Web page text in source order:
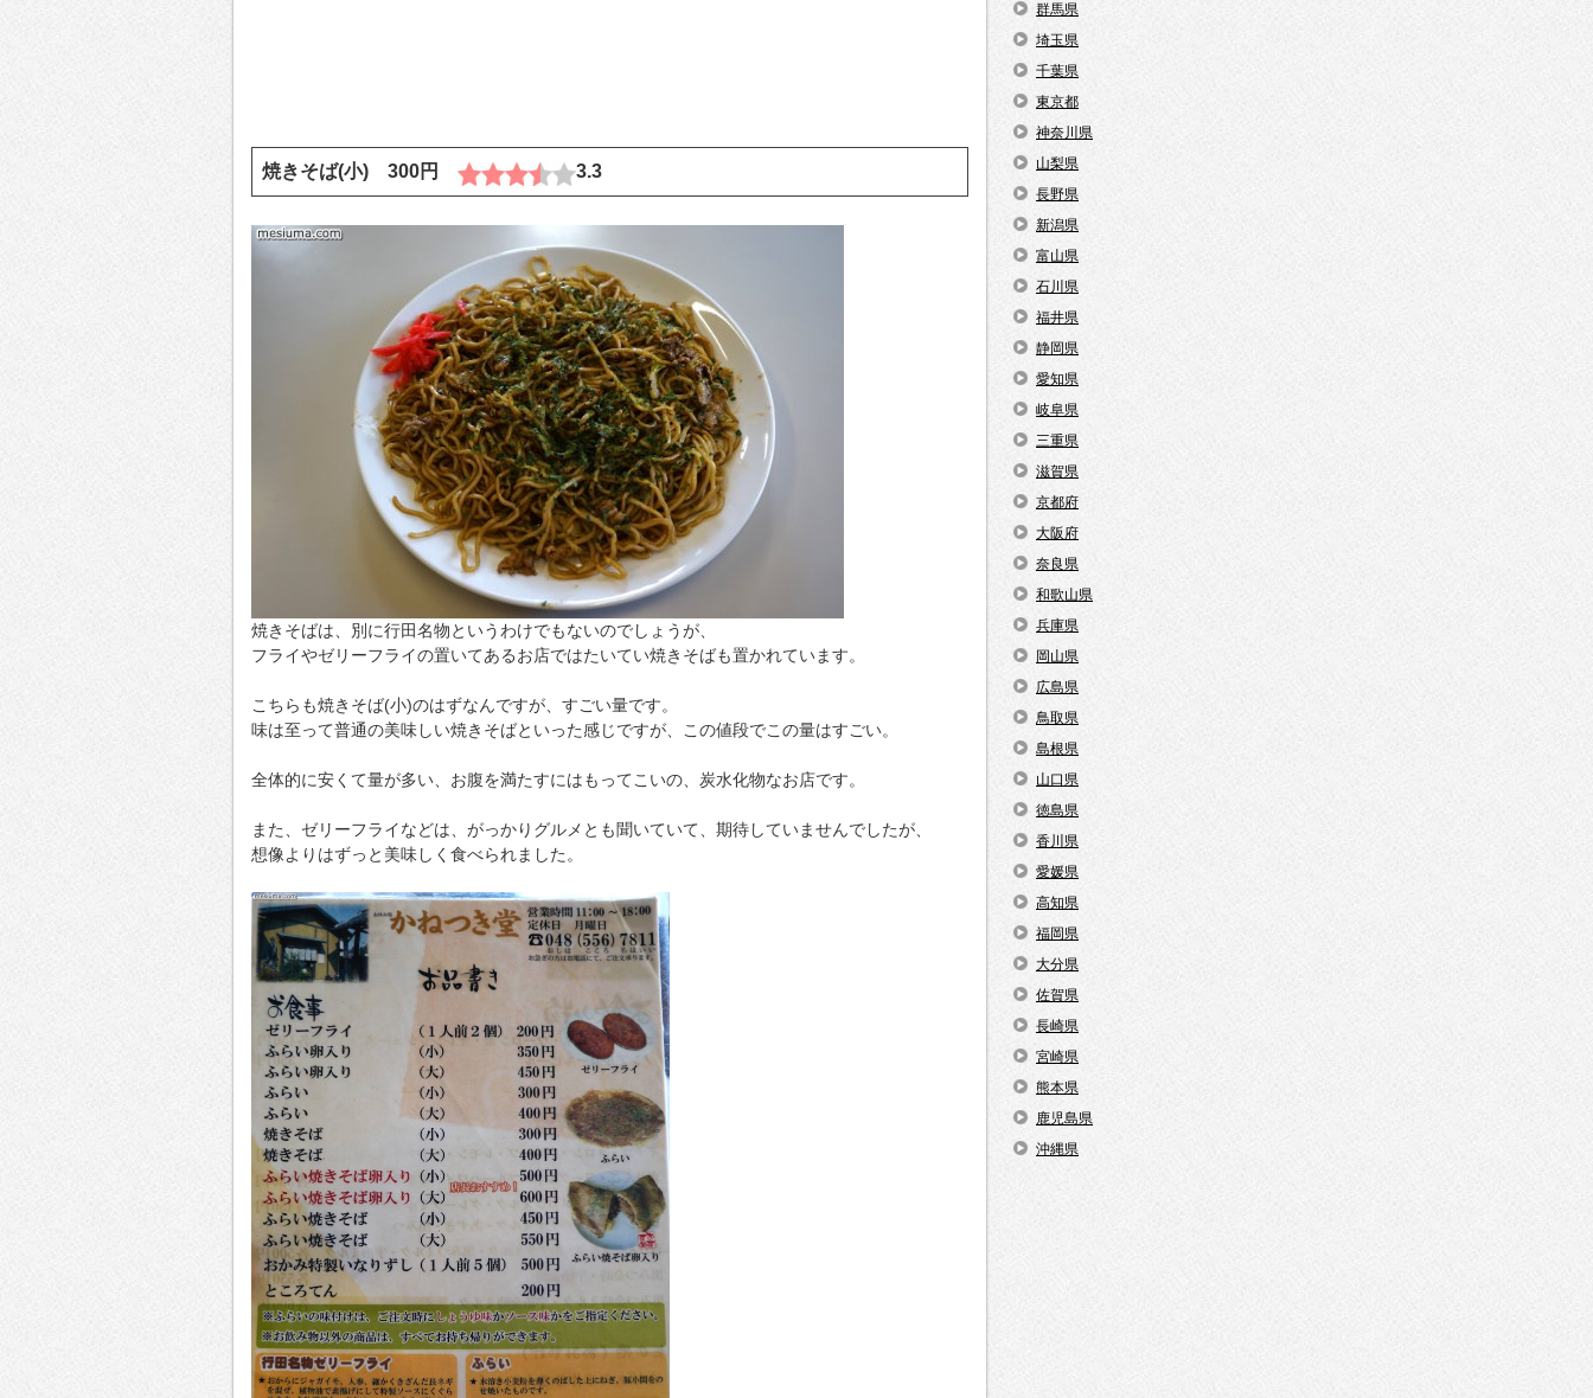
焼きそば(小) 300円 3.3
焼きそばは、別に行田名物というわけでもないのでしょうが、
フライやゼリーフライの置いてあるお店ではたいてい焼きそばも置かれています。
こちらも焼きそば(小)のはずなんですが、すごい量です。
味は至って普通の美味しい焼きそばといった感じですが、この値段でこの量はすごい。
全体的に安くて量が多い、お腹を満たすにはもってこいの、炭水化物なお店です。
また、ゼリーフライなどは、がっかりグルメとも聞いていて、期待していませんでしたが、
想像よりはずっと美味しく食べられました。
群馬県
埼玉県
千葉県
東京都
神奈川県
山梨県
長野県
新潟県
富山県
石川県
福井県
静岡県
愛知県
岐阜県
三重県
滋賀県
京都府
大阪府
奈良県
和歌山県
兵庫県
岡山県
広島県
鳥取県
島根県
山口県
徳島県
香川県
愛媛県
高知県
福岡県
大分県
佐賀県
長崎県
宮崎県
熊本県
鹿児島県
沖縄県